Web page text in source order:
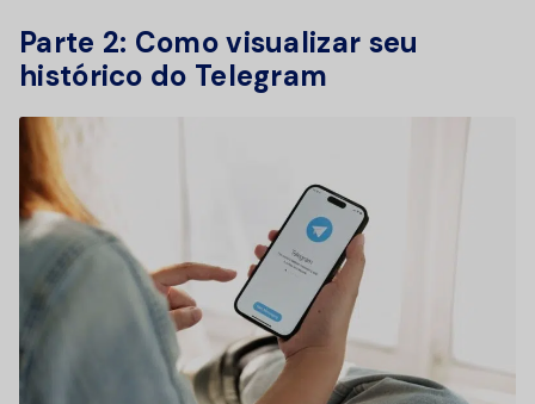
Parte 2: Como visualizar seu
histórico do Telegram